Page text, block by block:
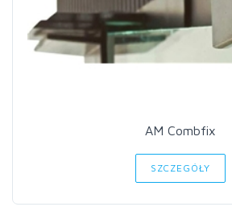
AM Combfix
SZCZEGÓŁY